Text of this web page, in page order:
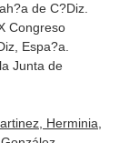
de C?Diz.
Congreso
Espa?a.
Junta de
Herminia,